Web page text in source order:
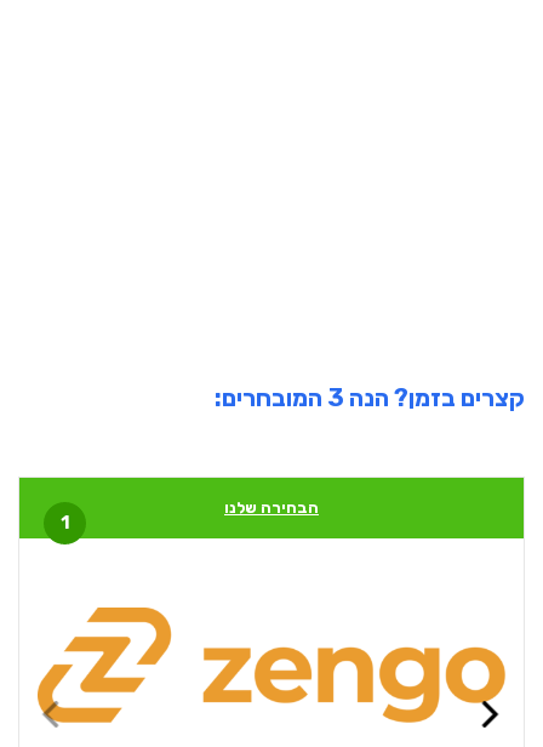
קצרים בזמן? הנה 3 המובחרים:
הבחירה שלנו
1